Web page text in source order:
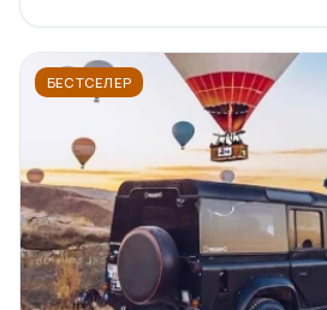
БЕСТСЕЛЕР